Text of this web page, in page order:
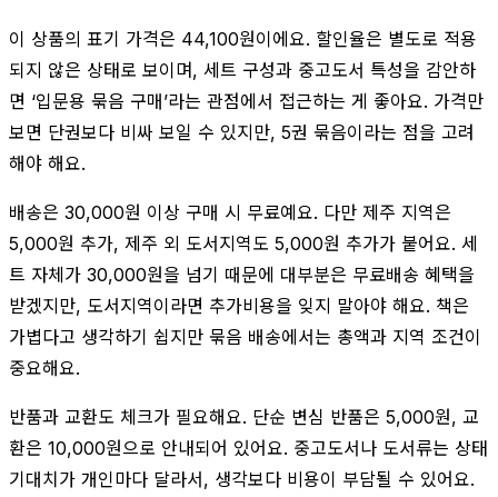
이 상품의 표기 가격은 44,100원이에요. 할인율은 별도로 적용
되지 않은 상태로 보이며, 세트 구성과 중고도서 특성을 감안하
면 ‘입문용 묶음 구매’라는 관점에서 접근하는 게 좋아요. 가격만
보면 단권보다 비싸 보일 수 있지만, 5권 묶음이라는 점을 고려
해야 해요.
배송은 30,000원 이상 구매 시 무료예요. 다만 제주 지역은
5,000원 추가, 제주 외 도서지역도 5,000원 추가가 붙어요. 세
트 자체가 30,000원을 넘기 때문에 대부분은 무료배송 혜택을
받겠지만, 도서지역이라면 추가비용을 잊지 말아야 해요. 책은
가볍다고 생각하기 쉽지만 묶음 배송에서는 총액과 지역 조건이
중요해요.
반품과 교환도 체크가 필요해요. 단순 변심 반품은 5,000원, 교
환은 10,000원으로 안내되어 있어요. 중고도서나 도서류는 상태
기대치가 개인마다 달라서, 생각보다 비용이 부담될 수 있어요.